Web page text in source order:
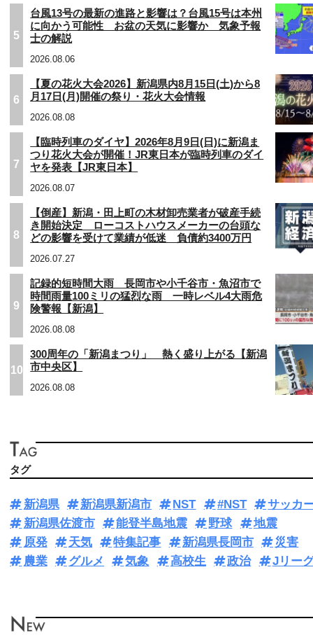
5
台風13号の最新の進路と影響は？台風15号は本州
に向かう可能性 お盆の天気に影響か 気象予報
士の解説
2026.08.06
6
【夏の花火大会2026】新潟県内8月15日(土)から8
月17日(月)開催の祭り・花火大会情報
2026.08.08
7
【臨時列車のダイヤ】2026年8月9日(日)に新潟ま
つり花火大会が開催！JR東日本が臨時列車のダイ
ヤを発表【JR東日本】
2026.08.07
8
【倒産】新潟・田上町の木材卸売業者が破産手続
き開始決定 ローコストハウスメーカーの台頭な
どの影響を受けて業績が低迷 負債約3400万円
2026.07.27
9
記録的短時間大雨 長岡市や小千谷市・魚沼市で
時間雨量100ミリの猛烈な雨 一時レベル4大雨危
険警報【新潟】
2026.08.08
10
300周年の「新潟まつり」 熱く盛り上がる【新潟
市中央区】
2026.08.08
タグ
新潟県 新潟県新潟市 NST #NST
サッカ
新潟県佐渡市
能登半島地震 野球
地震
原発
天気 特集記事 新潟県長岡市
災害
農業
グルメ 気象 高校生 政治 Jリー